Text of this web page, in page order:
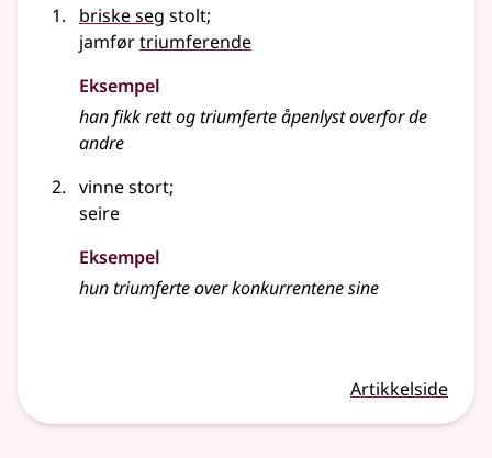
briske seg stolt;
jamførtriumferende
Eksempel
han fikk rett og triumferte åpenlyst overfor de
andre
vinne stort;
seire
Eksempel
hun triumferte over konkurrentene sine
Artikkelside